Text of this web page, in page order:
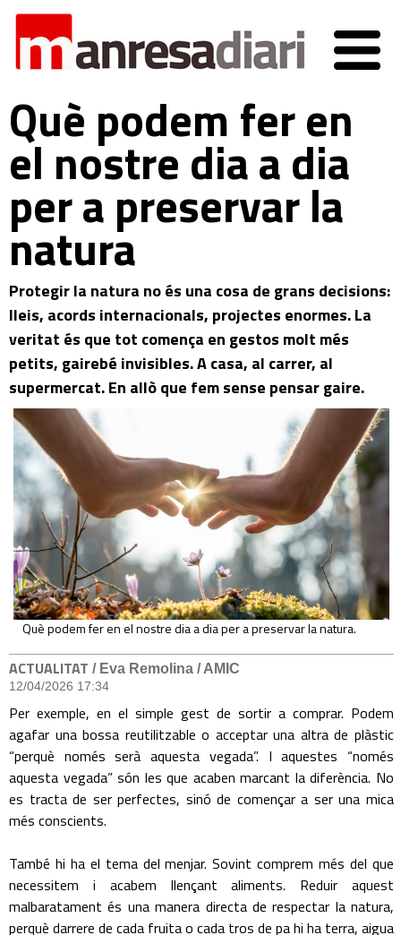
Què podem fer en
el nostre dia a dia
per a preservar la
natura
Protegir la natura no és una cosa de grans decisions:
lleis, acords internacionals, projectes enormes. La
veritat és que tot comença en gestos molt més
petits, gairebé invisibles. A casa, al carrer, al
supermercat. En allò que fem sense pensar gaire.
Què podem fer en el nostre dia a dia per a preservar la natura.
ACTUALITAT / Eva Remolina / AMIC
12/04/2026 17:34
Per exemple, en el simple gest de sortir a comprar. Podem
agafar una bossa reutilitzable o acceptar una altra de plàstic
“perquè només serà aquesta vegada”. I aquestes “només
aquesta vegada” són les que acaben marcant la diferència. No
es tracta de ser perfectes, sinó de començar a ser una mica
més conscients.
També hi ha el tema del menjar. Sovint comprem més del que
necessitem i acabem llençant aliments. Reduir aquest
malbaratament és una manera directa de respectar la natura,
perquè darrere de cada fruita o cada tros de pa hi ha terra, aigua